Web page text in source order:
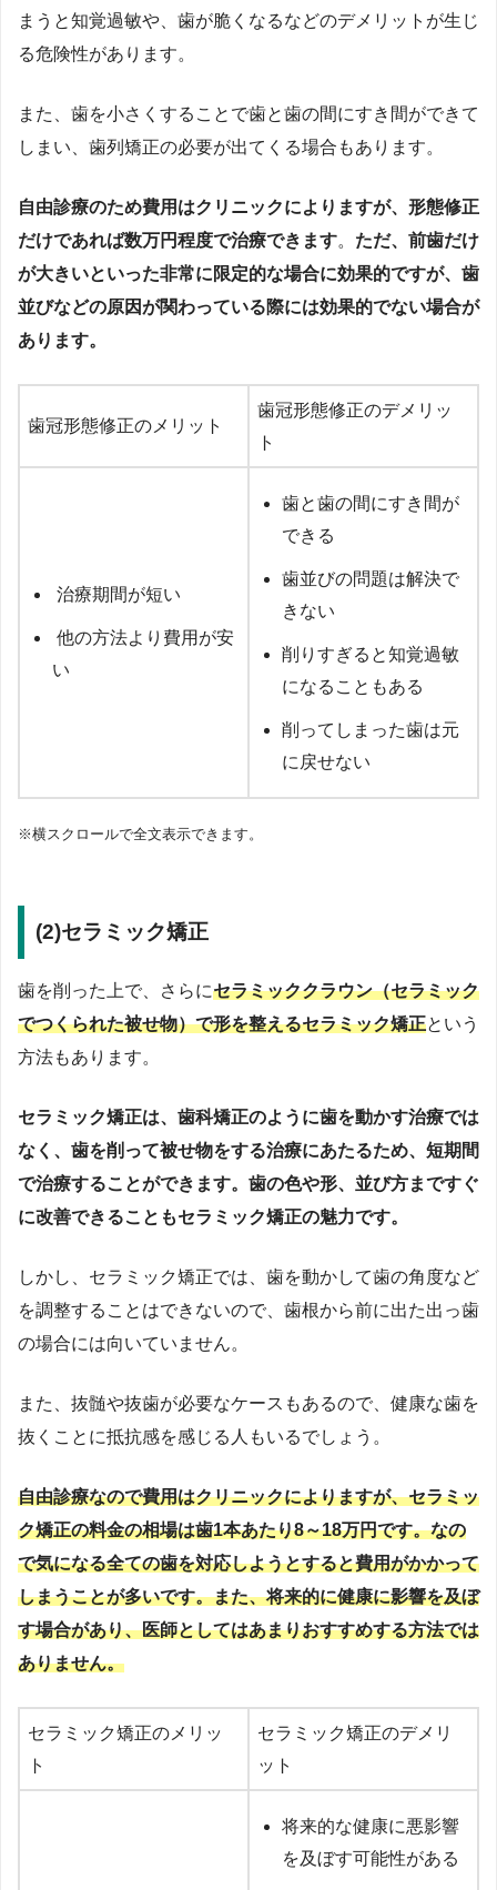
まうと知覚過敏や、歯が脆くなるなどのデメリットが生じ
る危険性があります。
また、歯を小さくすることで歯と歯の間にすき間ができて
しまい、歯列矯正の必要が出てくる場合もあります。
自由診療のため費用はクリニックによりますが、形態修正
だけであれば数万円程度で治療できます。 ただ、前歯だけ
が大きいといった非常に限定的な場合に効果的ですが、歯
並びなどの原因が関わっている際には効果的でない場合が
あります。
歯冠形態修正のメリット
歯冠形態修正のデメリッ
ト
治療期間が短い
他の方法より費用が安
い
歯と歯の間にすき間が
できる
歯並びの問題は解決で
きない
削りすぎると知覚過敏
になることもある
削ってしまった歯は元
に戻せない
※横スクロールで全文表示できます。
(2)セラミック矯正
歯を削った上で、さらにセラミッククラウン（セラミック
でつくられた被せ物）で形を整えるセラミック矯正という
方法もあります。
セラミック矯正は、歯科矯正のように歯を動かす治療では
なく、歯を削って被せ物をする治療にあたるため、短期間
で治療することができます。歯の色や形、並び方まですぐ
に改善できることもセラミック矯正の魅力です。
しかし、セラミック矯正では、歯を動かして歯の角度など
を調整することはできないので、歯根から前に出た出っ歯
の場合には向いていません。
また、抜髄や抜歯が必要なケースもあるので、健康な歯を
抜くことに抵抗感を感じる人もいるでしょう。
自由診療なので費用はクリニックによりますが、セラミッ
ク矯正の料金の相場は歯1本あたり8～18万円です。なの
で気になる全ての歯を対応しようとすると費用がかかって
しまうことが多いです。また、将来的に健康に影響を及ぼ
す場合があり、医師としてはあまりおすすめする方法では
ありません。
セラミック矯正のメリッ
ト
セラミック矯正のデメリ
ット
将来的な健康に悪影響
を及ぼす可能性がある